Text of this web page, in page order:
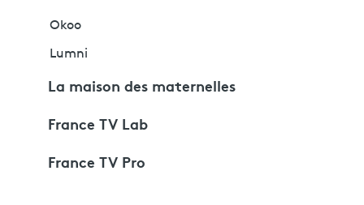
Okoo
Lumni
La maison des maternelles
France TV Lab
France TV Pro